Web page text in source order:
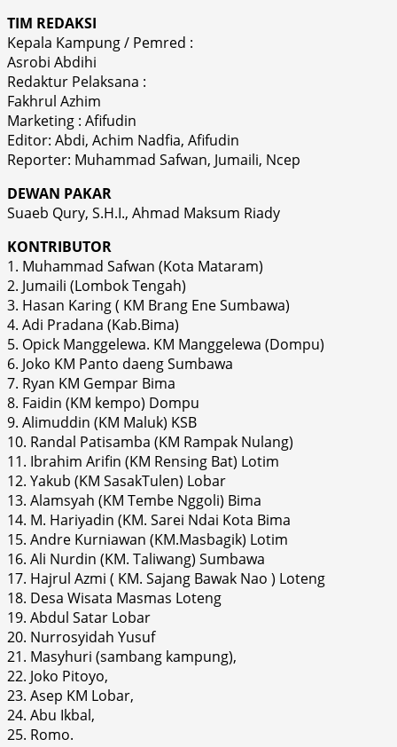
TIM REDAKSI
Kepala Kampung / Pemred :
Asrobi Abdihi
Redaktur Pelaksana :
Fakhrul Azhim
Marketing : Afifudin
Editor: Abdi, Achim Nadfia, Afifudin
Reporter: Muhammad Safwan, Jumaili, Ncep
DEWAN PAKAR
Suaeb Qury, S.H.I., Ahmad Maksum Riady
KONTRIBUTOR
1. Muhammad Safwan (Kota Mataram)
2. Jumaili (Lombok Tengah)
3. Hasan Karing ( KM Brang Ene Sumbawa)
4. Adi Pradana (Kab.Bima)
5. Opick Manggelewa. KM Manggelewa (Dompu)
6. Joko KM Panto daeng Sumbawa
7. Ryan KM Gempar Bima
8. Faidin (KM kempo) Dompu
9. Alimuddin (KM Maluk) KSB
10. Randal Patisamba (KM Rampak Nulang)
11. Ibrahim Arifin (KM Rensing Bat) Lotim
12. Yakub (KM SasakTulen) Lobar
13. Alamsyah (KM Tembe Nggoli) Bima
14. M. Hariyadin (KM. Sarei Ndai Kota Bima
15. Andre Kurniawan (KM.Masbagik) Lotim
16. Ali Nurdin (KM. Taliwang) Sumbawa
17. Hajrul Azmi ( KM. Sajang Bawak Nao ) Loteng
18. Desa Wisata Masmas Loteng
19. Abdul Satar Lobar
20. Nurrosyidah Yusuf
21. Masyhuri (sambang kampung),
22. Joko Pitoyo,
23. Asep KM Lobar,
24. Abu Ikbal,
25. Romo.